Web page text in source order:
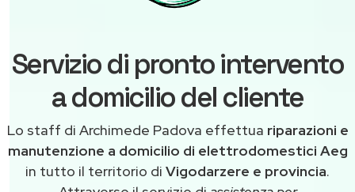
Servizio di pronto intervento
a domicilio del cliente
Lo staff di Archimede Padova effettua riparazioni e
manutenzione a domicilio di elettrodomestici Aeg
in tutto il territorio di Vigodarzere e provincia.